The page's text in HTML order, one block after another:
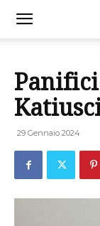
29 Gennaio 2024